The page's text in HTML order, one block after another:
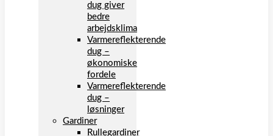
dug giver
bedre
arbejdsklima
Varmereflekterende
dug –
økonomiske
fordele
Varmereflekterende
dug –
løsninger
Gardiner
Rullegardiner